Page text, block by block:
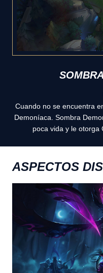
Cuando no se encuentra
Demoníaca. Sombra
poca vida y le otorga
ASPECTOS